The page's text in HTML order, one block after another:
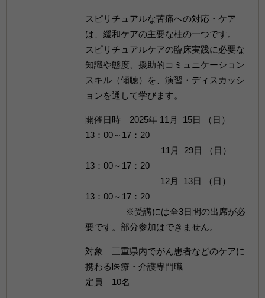
スピリチュアルな苦痛への対応・ケア
は、緩和ケアの主要な柱の一つです。
スピリチュアルケアの臨床実践に必要な
知識や態度、援助的コミュニケーション
スキル（傾聴）を、演習・ディスカッシ
ョンを通して学びます。
開催日時 2025年 11月 15日 （日）
13：00～17：20
11月 29日 （日）
13：00～17：20
12月 13日 （日）
13：00～17：20
※受講には全3日間の出席が必
要です。部分参加はできません。
対象 三重県内でがん患者などのケアに
携わる医療・介護専門職
定員 10名